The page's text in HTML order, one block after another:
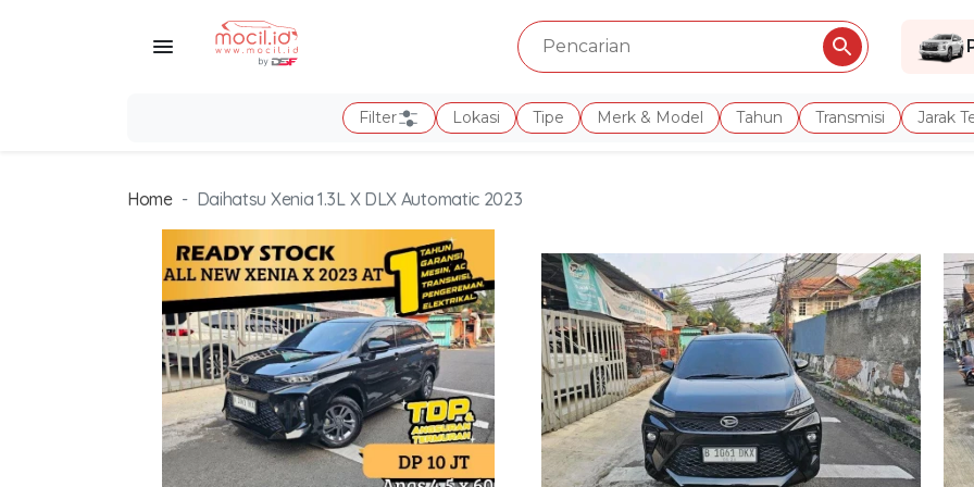
Filter Lokasi Tipe Merk & Model Tahun Transmisi Jarak
Home Daihatsu Xenia 1.3L X DLX Automatic 2023